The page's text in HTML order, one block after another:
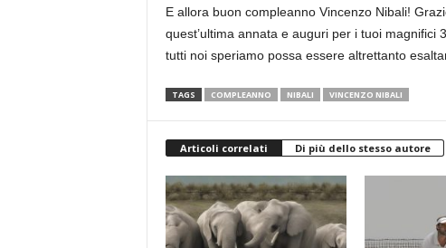
E allora buon compleanno Vincenzo Nibali!
quest’ultima annata e auguri per i tuoi magnifici
tutti noi speriamo possa essere altrettanto
TAGS COMPLEANNO NIBALI VINCENZO NIBALI
Articoli correlati Di più dello stesso autore